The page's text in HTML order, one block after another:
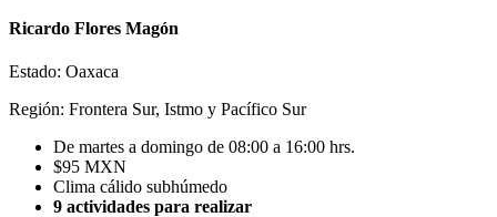
Ricardo Flores Magón
Estado: Oaxaca
Región: Frontera Sur, Istmo y Pacífico Sur
De martes a domingo de 08:00 a 16:00 hrs.
$95 MXN
Clima cálido subhúmedo
9 actividades para realizar